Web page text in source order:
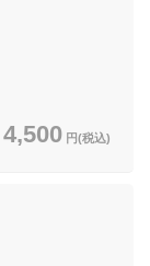
4,500 円(税込)